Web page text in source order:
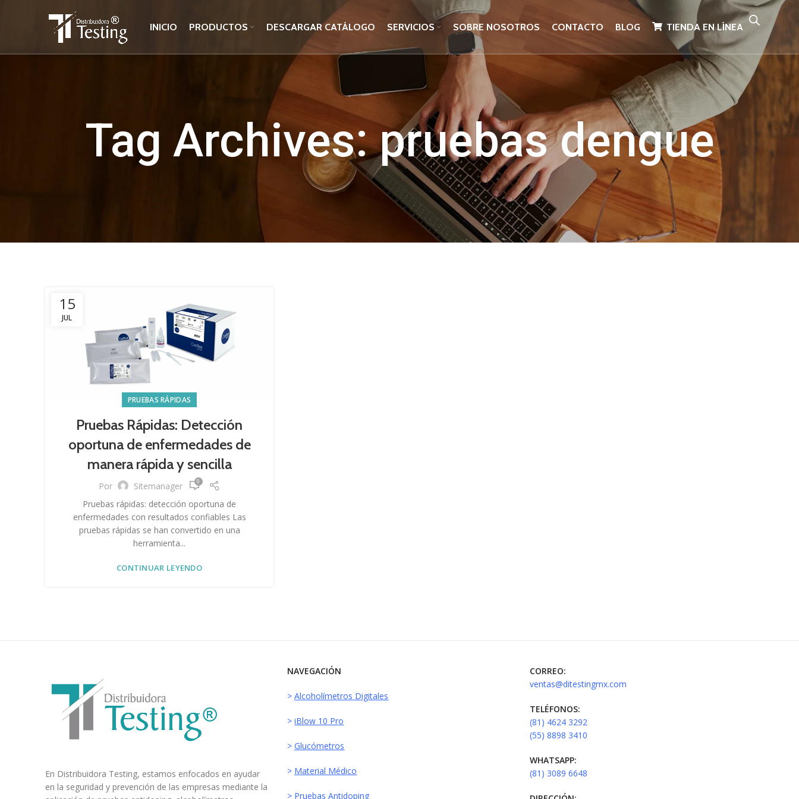
INICIO PRODUCTOS DESCARGAR CATÁLOGO SERVICIOS SOBRE NOSOTROS CONTACTO BLOG TIENDA EN LÍNEA
Tag Archives: pruebas dengue
15
JUL
PRUEBAS RÁPIDAS
Pruebas Rápidas: Detección
oportuna de enfermedades de
manera rápida y sencilla
Por Sitemanager 0
Pruebas rápidas: detección oportuna de
enfermedades con resultados confiables Las
pruebas rápidas se han convertido en una
herramienta...
CONTINUAR LEYENDO
En Distribuidora Testing, estamos enfocados en ayudar
en la seguridad y prevención de las empresas mediante la
NAVEGACIÓN
>Alcoholímetros Digitales
> iBlow 10 Pro
>Glucómetros
> Material Médico
> Pruebas Antidoping
CORREO:
ventas@ditestingmx.com
TELÉFONOS:
(81) 4624 3292
(55) 8898 3410
WHATSAPP:
(81) 3089 6648